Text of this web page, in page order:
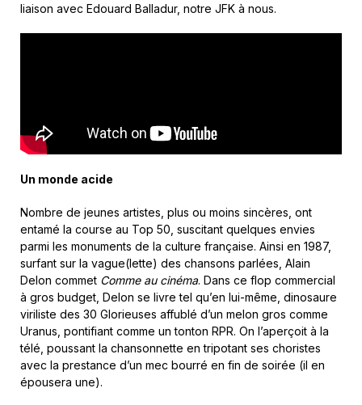
liaison avec Edouard Balladur, notre JFK à nous.
Un monde acide
Nombre de jeunes artistes, plus ou moins sincères, ont
entamé la course au Top 50, suscitant quelques envies
parmi les monuments de la culture française. Ainsi en 1987,
surfant sur la vague(lette) des chansons parlées, Alain
Delon commet Comme au cinéma. Dans ce flop commercial
à gros budget, Delon se livre tel qu’en lui-même, dinosaure
viriliste des 30 Glorieuses affublé d’un melon gros comme
Uranus, pontifiant comme un tonton RPR. On l’aperçoit à la
télé, poussant la chansonnette en tripotant ses choristes
avec la prestance d’un mec bourré en fin de soirée (il en
épousera une).